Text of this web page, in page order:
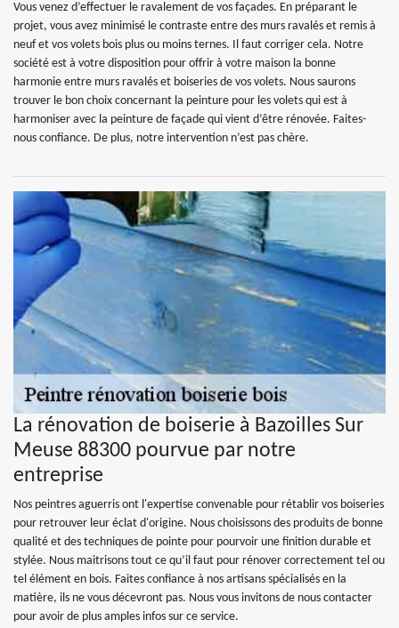
Vous venez d’effectuer le ravalement de vos façades. En préparant le
projet, vous avez minimisé le contraste entre des murs ravalés et remis à
neuf et vos volets bois plus ou moins ternes. Il faut corriger cela. Notre
société est à votre disposition pour offrir à votre maison la bonne
harmonie entre murs ravalés et boiseries de vos volets. Nous saurons
trouver le bon choix concernant la peinture pour les volets qui est à
harmoniser avec la peinture de façade qui vient d’être rénovée. Faites-
nous confiance. De plus, notre intervention n’est pas chère.
La rénovation de boiserie à Bazoilles Sur
Meuse 88300 pourvue par notre
entreprise
Nos peintres aguerris ont l'expertise convenable pour rétablir vos boiseries
pour retrouver leur éclat d'origine. Nous choisissons des produits de bonne
qualité et des techniques de pointe pour pourvoir une finition durable et
stylée. Nous maitrisons tout ce qu’il faut pour rénover correctement tel ou
tel élément en bois. Faites confiance à nos artisans spécialisés en la
matière, ils ne vous décevront pas. Nous vous invitons de nous contacter
pour avoir de plus amples infos sur ce service.